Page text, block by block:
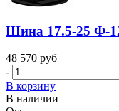
Шина 17.5-25 Ф-
48 570 руб
-
В корзину
В наличии